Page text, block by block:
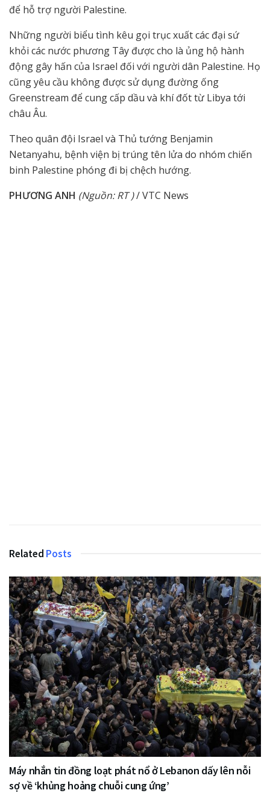
để hỗ trợ người Palestine.
Những người biểu tình kêu gọi trục xuất các đại sứ
khỏi các nước phương Tây được cho là ủng hộ hành
động gây hấn của Israel đối với người dân Palestine. Họ
cũng yêu cầu không được sử dụng đường ống
Greenstream để cung cấp dầu và khí đốt từ Libya tới
châu Âu.
Theo quân đội Israel và Thủ tướng Benjamin
Netanyahu, bệnh viện bị trúng tên lửa do nhóm chiến
binh Palestine phóng đi bị chệch hướng.
PHƯƠNG ANH (Nguồn: RT )/ VTC News
Related Posts
Máy nhắn tin đồng loạt phát nổ ở Lebanon dấy lên nỗi
sợ về ‘khủng hoảng chuỗi cung ứng’